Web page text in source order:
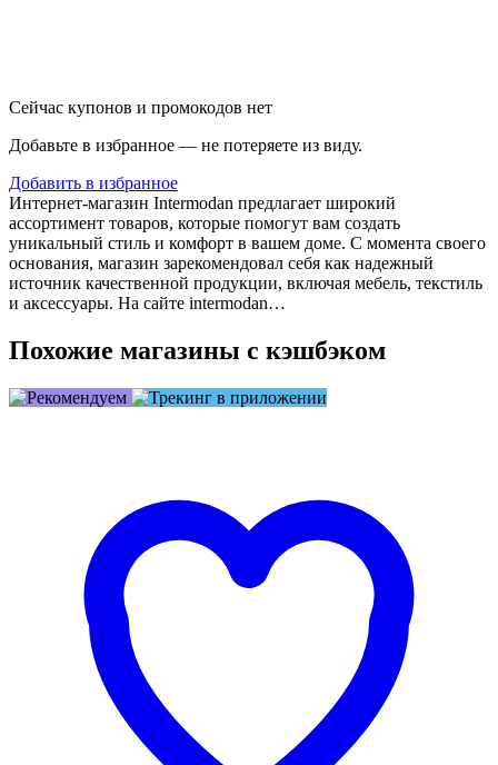
Сейчас купонов и промокодов нет
Добавьте в избранное — не потеряете из виду.
Добавить в избранное
Интернет-магазин Intermodan предлагает широкий
ассортимент товаров, которые помогут вам создать
уникальный стиль и комфорт в вашем доме. С момента своего
основания, магазин зарекомендовал себя как надежный
источник качественной продукции, включая мебель, текстиль
и аксессуары. На сайте intermodan…
Похожие магазины с кэшбэком